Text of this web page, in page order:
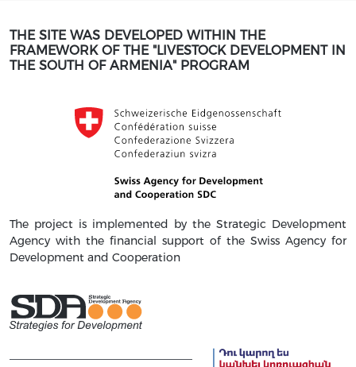
THE SITE WAS DEVELOPED WITHIN THE
FRAMEWORK OF THE "LIVESTOCK DEVELOPMENT IN
THE SOUTH OF ARMENIA" PROGRAM
The project is implemented by the Strategic Development
Agency with the financial support of the Swiss Agency for
Development and Cooperation